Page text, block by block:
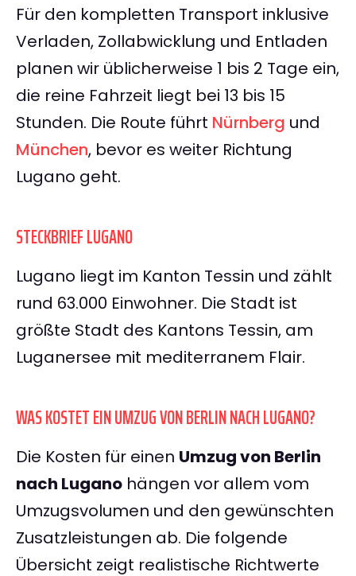
Für den kompletten Transport inklusive
Verladen, Zollabwicklung und Entladen
planen wir üblicherweise 1 bis 2 Tage ein,
die reine Fahrzeit liegt bei 13 bis 15
Stunden. Die Route führt Nürnberg und
München, bevor es weiter Richtung
Lugano geht.
STECKBRIEF LUGANO
Lugano liegt im Kanton Tessin und zählt
rund 63.000 Einwohner. Die Stadt ist
größte Stadt des Kantons Tessin, am
Luganersee mit mediterranem Flair.
WAS KOSTET EIN UMZUG VON BERLIN NACH LUGANO?
Die Kosten für einen Umzug von Berlin
nach Lugano hängen vor allem vom
Umzugsvolumen und den gewünschten
Zusatzleistungen ab. Die folgende
Übersicht zeigt realistische Richtwerte